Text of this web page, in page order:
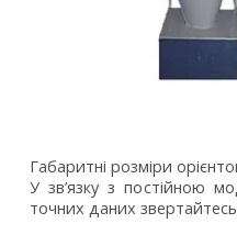
Габаритні розміри
У зв’язку з постійною
точних даних